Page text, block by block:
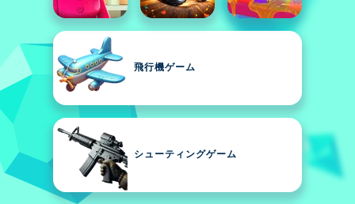
飛行機ゲーム
シューティングゲーム